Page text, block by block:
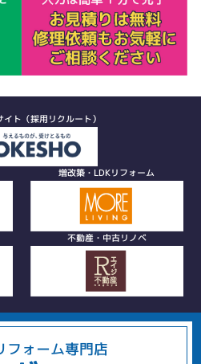
ト（採用リクルート）
増改築・LDKリフォーム
不動産・中古リノベ
フォーム専門店